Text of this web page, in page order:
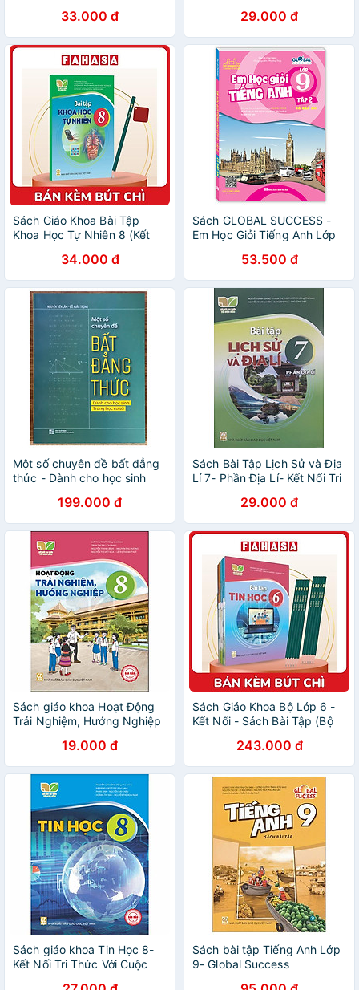
33.000 đ 29.000 đ
Sách Giáo Khoa Bài Tập
Khoa Học Tự Nhiên 8 (Kết
34.000 đ
Sách GLOBAL SUCCESS -
Em Học Giỏi Tiếng Anh Lớp
53.500 đ
Một số chuyên đề bất đẳng
thức - Dành cho học sinh
199.000 đ
Sách Bài Tập Lịch Sử và Địa
Lí 7- Phần Địa Lí- Kết Nối Tri
nilon bọc sách, nhãn tên)
29.000 đ
Sách giáo khoa Hoạt Động
Trải Nghiệm, Hướng Nghiệp
Sống (Kèm Nilon bọc Sách)
19.000 đ
Sách Giáo Khoa Bộ Lớp 6 -
Kết Nối - Sách Bài Tập (Bộ
(Chuẩn) - Kèm 10 Bút Chì
243.000 đ
Sách giáo khoa Tin Học 8-
Kết Nối Tri Thức Với Cuộc
Sách bài tập Tiếng Anh Lớp
9- Global Success